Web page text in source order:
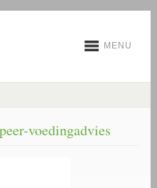
MENU
voedingadvies